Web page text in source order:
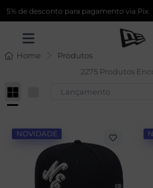
desconto para pagamento via Pix |
Home Produtos
2275 Produtos
NOVIDADE